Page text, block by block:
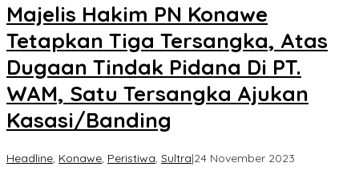
Majelis Hakim PN Konawe
Tetapkan Tiga Tersangka, Atas
Dugaan Tindak Pidana Di PT.
WAM, Satu Tersangka Ajukan
Kasasi/Banding
Headline, Konawe, Peristiwa, Sultra|24 November 2023